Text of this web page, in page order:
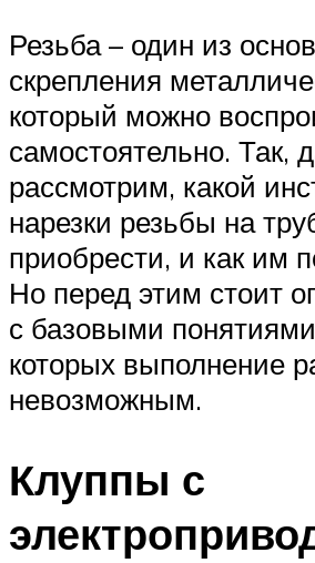
Резьба – один из
скрепления
который можно
самостоятельно. Так,
рассмотрим, какой
нарезки резьбы на
приобрести, и как им
Но перед этим стоит
с базовыми
которых выполнение
невозможным.
Клуппы с